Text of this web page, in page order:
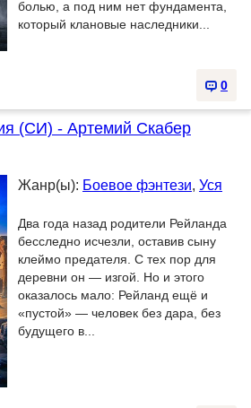
болью, а под ним нет фундамента,
который клановые наследники...
0
(СИ) - Артемий Скабер
Жанр(ы): Боевое фэнтези, Уся
Два года назад родители Рейланда
бесследно исчезли, оставив сыну
клеймо предателя. С тех пор для
деревни он — изгой. Но и этого
оказалось мало: Рейланд ещё и
«пустой» — человек без дара, без
будущего в...